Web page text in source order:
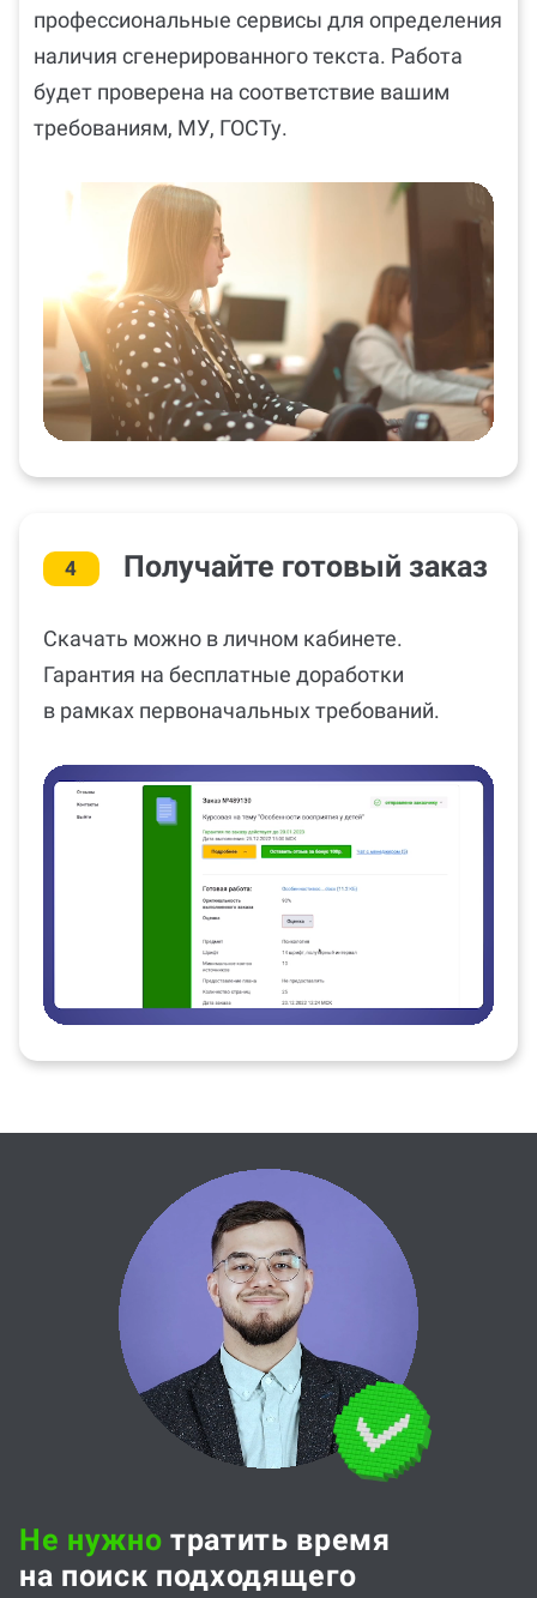
профессиональные сервисы для определения
наличия сгенерированного текста. Работа
будет проверена на соответствие вашим
требованиям, МУ, ГОСТу.
4 Получайте готовый заказ
Скачать можно в личном кабинете.
Гарантия на бесплатные доработки
в рамках первоначальных требований.
Не нужно тратить время
на поиск подходящего